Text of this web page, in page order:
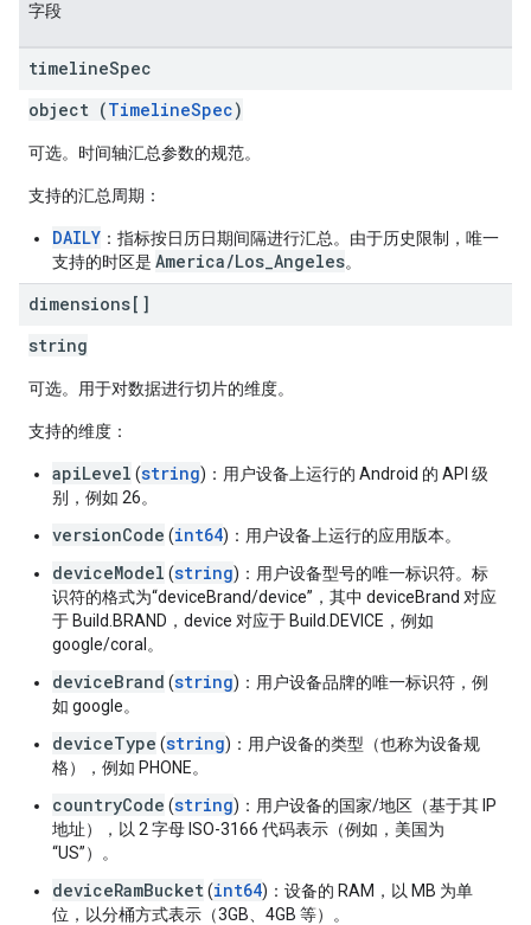
字段
timelineSpec
object (TimelineSpec)
可选。时间轴汇总参数的规范。
支持的汇总周期 ：
DAILY ：指标按日历日期间隔进行汇总。由于历史限制，唯一
支持的时区是 America/Los_Angeles。
dimensions[]
string
可选。用于对数据进行切片的维度。
支持的维度 ：
apiLevel (string)：用户设备上运行的 Android 的 API 级
别，例如 26。
versionCode (int64)：用户设备上运行的应用版本。
deviceModel (string)：用户设备型号的唯一标识符。标
识符的格式为“deviceBrand/device”，其中 deviceBrand 对应
于 Build.BRAND，device 对应于 Build.DEVICE，例如
google/coral。
deviceBrand (string)：用户设备品牌的唯一标识符，例
如 google。
deviceType (string)：用户设备的类型（也称为设备规
格），例如 PHONE。
countryCode (string)：用户设备的国家/地区（基于其 IP
地址），以 2 字母 ISO-3166 代码表示（例如，美国为
“US”）。
deviceRamBucket(int64)：设备的 RAM，以 MB 为单
位，以分桶方式表示（3GB、4GB 等）。